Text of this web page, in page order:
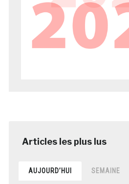
AUJOURD’HUI SEMAINE